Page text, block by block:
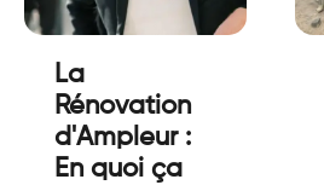
La
Rénovation
d'Ampleur :
En quoi ça